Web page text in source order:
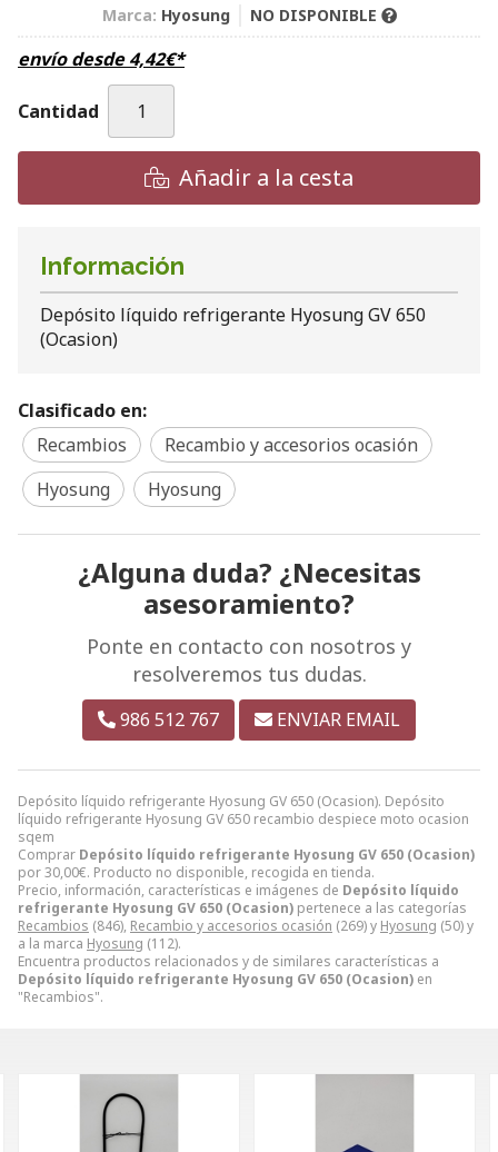
Marca: Hyosung NO DISPONIBLE
envío desde4,42€*
Cantidad
Añadir a la cesta
Depósito líquido refrigerante Hyosung GV 650 (Ocasion). Depósito
líquido refrigerante Hyosung GV 650 recambio despiece moto ocasion
sqem
Comprar Depósito líquido refrigerante Hyosung GV 650 (Ocasion)
por30,00€. Producto no disponible, recogida en tienda.
Precio, información, características e imágenes de Depósito líquido
refrigerante Hyosung GV 650 (Ocasion) pertenece a las categorías
Recambios (846), Recambio y accesorios ocasión (269) y Hyosung (50) y
a la marca Hyosung (112).
Encuentra productos relacionados y de similares características a
Depósito líquido refrigerante Hyosung GV 650 (Ocasion) en
"Recambios".
Información
Depósito líquido refrigerante Hyosung GV 650
(Ocasion)
Clasificado en:
Recambios
Recambio y accesorios ocasión
Hyosung
Hyosung
¿Alguna duda? ¿Necesitas
asesoramiento?
Ponte en contacto con nosotros y
resolveremos tus dudas.
986 512 767 ENVIAR EMAIL